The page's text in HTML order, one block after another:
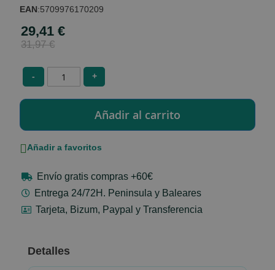
EAN:5709976170209
Special
Price
29,41 €
31,97 €
- +
Añadir a favoritos
Envío gratis compras +60€
Entrega 24/72H. Peninsula y Baleares
Tarjeta, Bizum, Paypal y Transferencia
Detalles